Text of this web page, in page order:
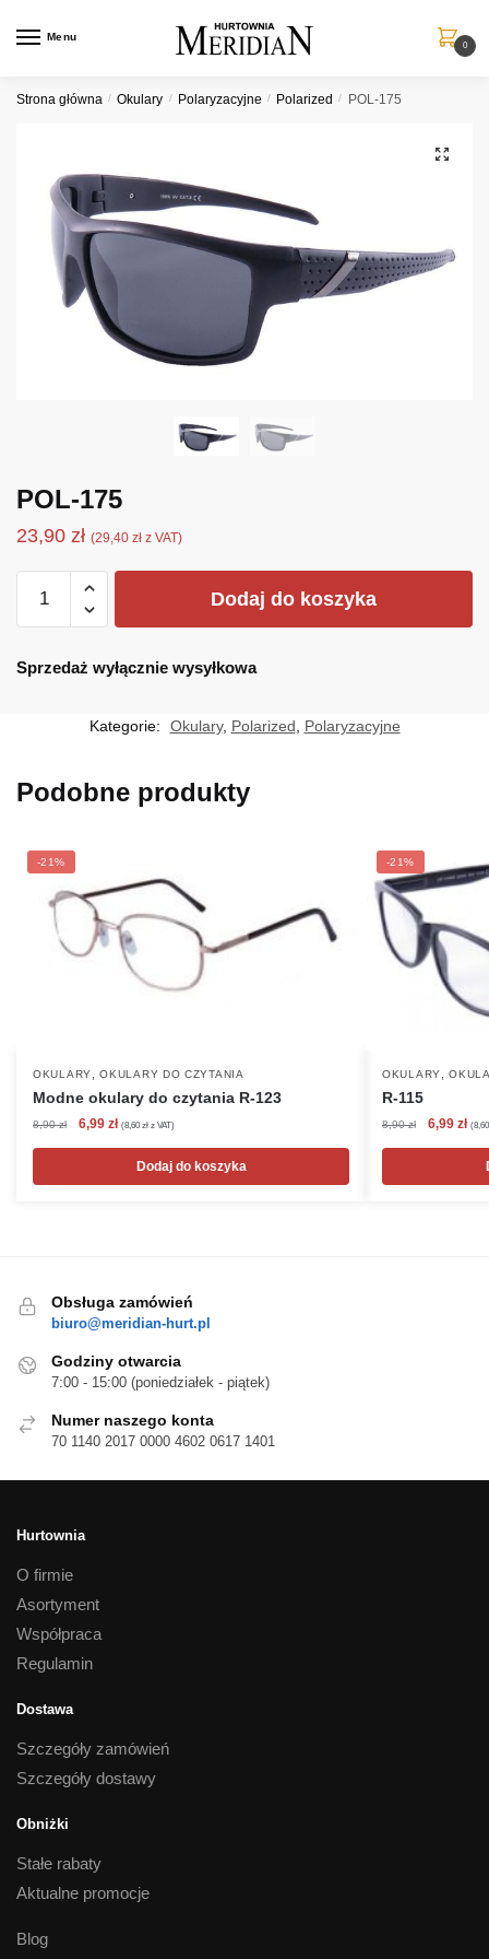
Menu
0
Strona główna / Okulary / Polaryzacyjne / Polarized / POL-175
POL-175
23,90 zł (29,40 zł z VAT)
POL-
Dodaj do koszyka
Sprzedaż wyłącznie wysyłkowa
Kategorie: Okulary, Polarized Polaryzacyjne
Podobne produkty
-21%
OKULARY ,OKULARY DO CZYTANIA
Modne okulary do czytania R-123
8,90zł
Pierwotna
8,90 zł.
6,99 złAktualna
wynosi:
6,99 zł.
(8,60 zł z VAT)
Dodaj do koszyka
-21%
OKULARY ,
R-115
8,90zł
Pierwotna
8,90 zł.
6,99 zł (
Obsługa zamówień
biuro@meridian-hurt.pl
Godziny otwarcia
7:00 - 15:00 (poniedziałek - piątek)
Numer naszego konta
70 1140 2017 0000 4602 0617 1401
Hurtownia
O firmie
Asortyment
Współpraca
Regulamin
Dostawa
Szczegóły zamówień
Szczegóły dostawy
Obniżki
Stałe rabaty
Aktualne promocje
Blog